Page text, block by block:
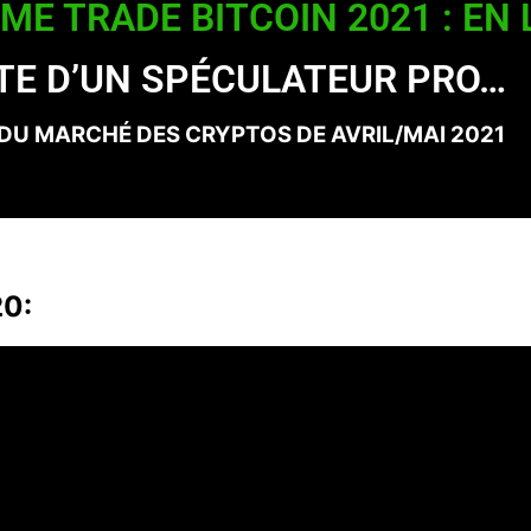
TRADE BITCOIN 2021 : EN
D’UN SPÉCULATEUR PRO…
MARCHÉ DES CRYPTOS DE AVRIL/MAI 2021